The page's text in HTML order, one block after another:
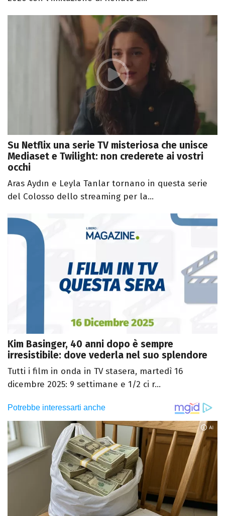
Su Netflix una serie TV misteriosa che unisce
Mediaset e Twilight: non crederete ai vostri
occhi
Aras Aydın e Leyla Tanlar tornano in questa serie
del Colosso dello streaming per la...
Kim Basinger, 40 anni dopo è sempre
irresistibile: dove vederla nel suo splendore
Tutti i film in onda in TV stasera, martedì 16
dicembre 2025: 9 settimane e 1/2 ci r...